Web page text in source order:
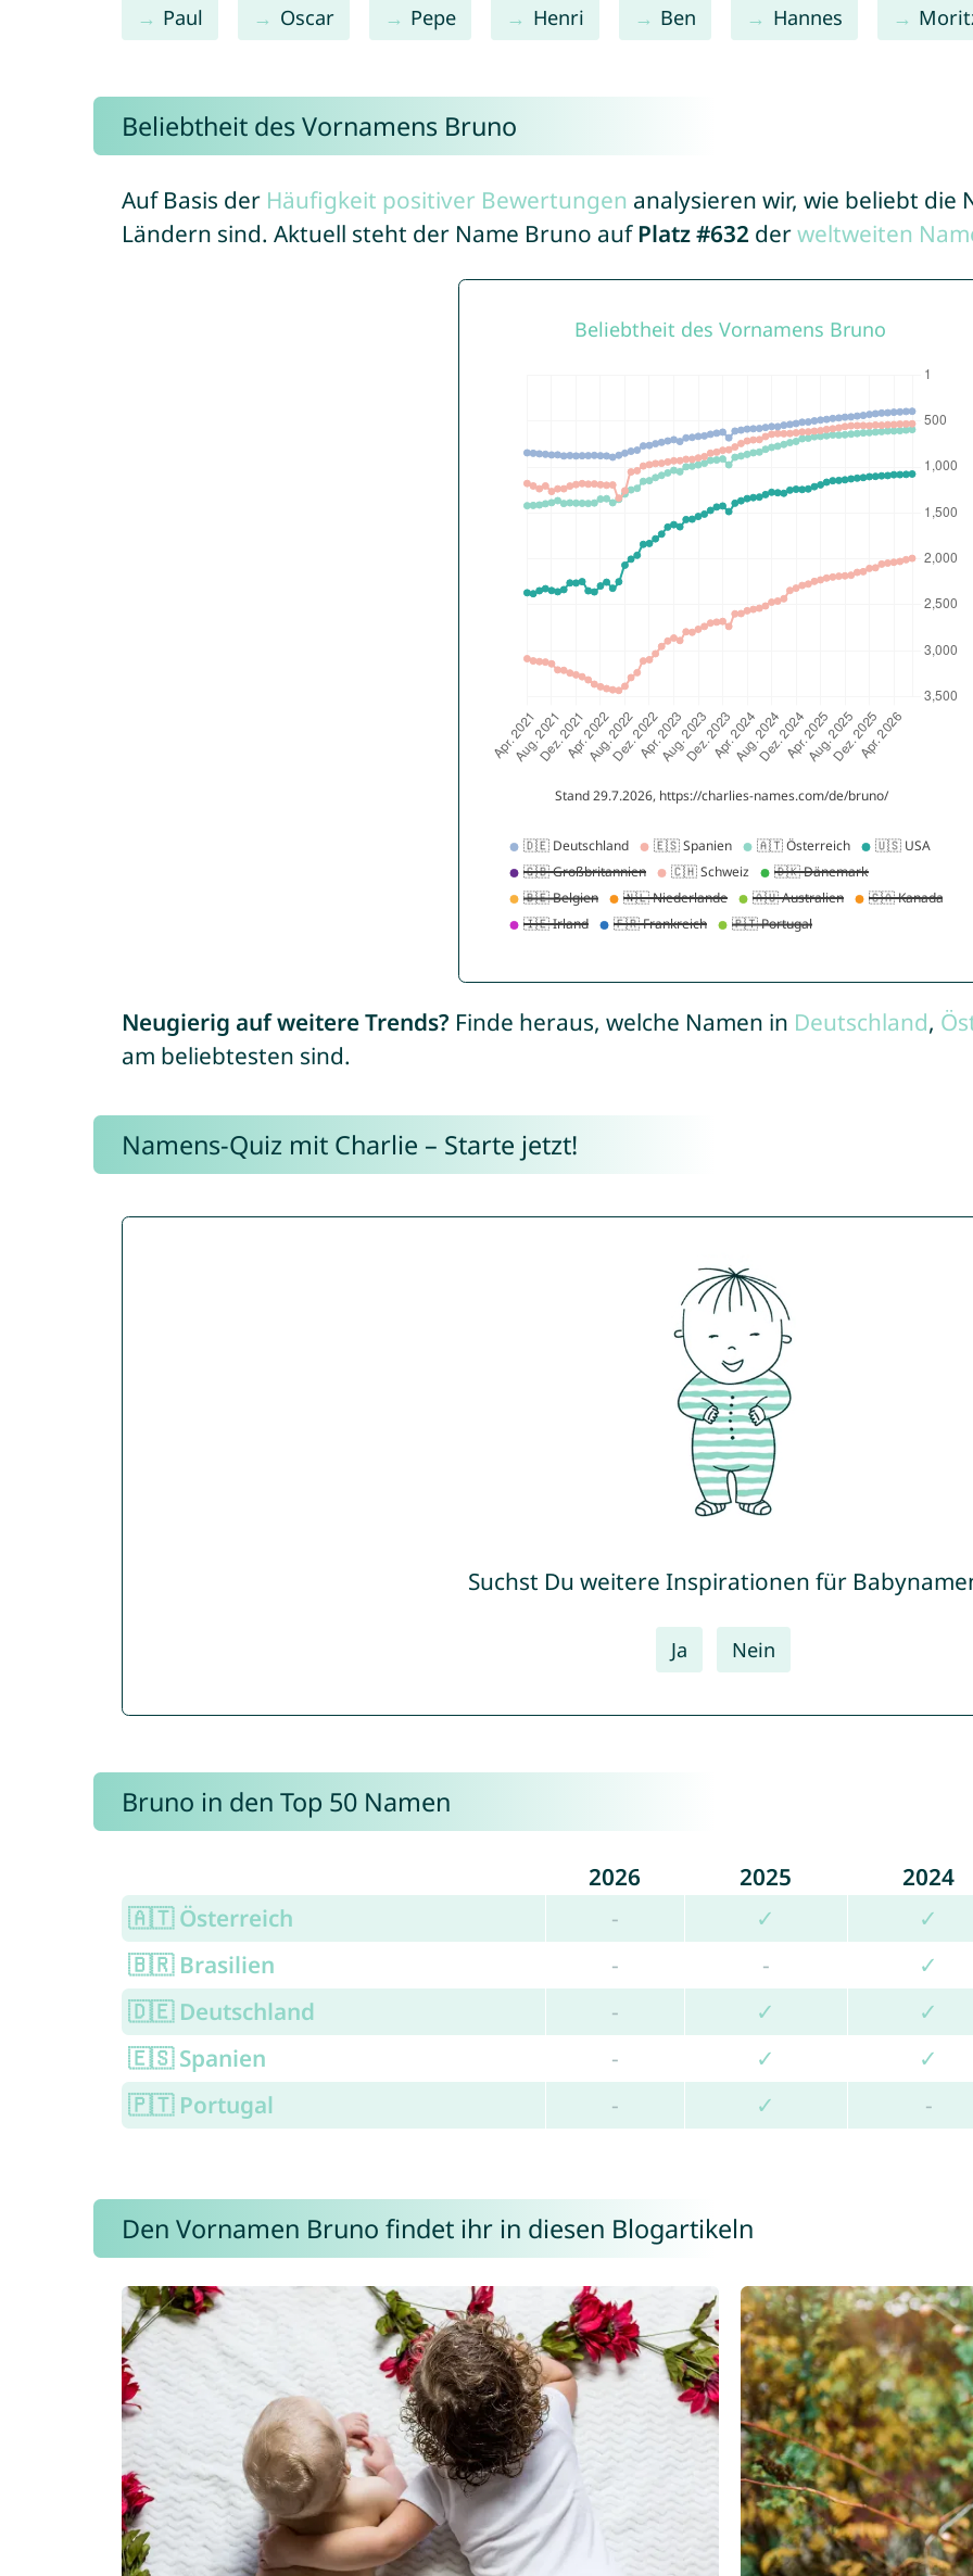
Paul Oscar Pepe Henri Ben Hannes
Beliebtheit des Vornamens Bruno
Auf Basis der Häufigkeit positiver Bewertungen analysieren wir, wie beliebt die
Ländern sind. Aktuell steht der Name Bruno auf Platz #632 derweltweiten
Neugierig auf weitere Trends? Finde heraus, welche Namen in Deutschland,
am beliebtesten sind.
Namens-Quiz mit Charlie – Starte jetzt!
Suchst Du weitere Inspirationen für
Ja Nein
Bruno in den Top 50 Namen
2026 2025
2024
🇦🇹 Österreich
- ✓
✓
🇧🇷 Brasilien
- -
✓
🇩🇪 Deutschland
- ✓
✓
🇪🇸 Spanien
- ✓
✓
🇵🇹 Portugal
- ✓ -
Den Vornamen Bruno findet ihr in diesen Blogartikeln